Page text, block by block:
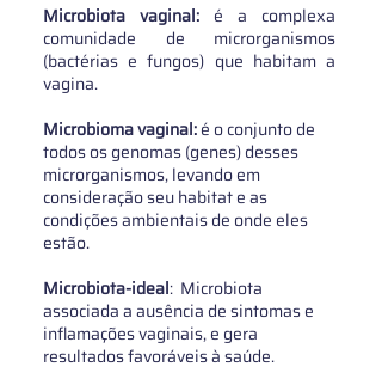
Microbiota vaginal: é a complexa
comunidade de microrganismos
(bactérias e fungos) que habitam a
vagina.
Microbioma vaginal: é o conjunto de
todos os genomas (genes) desses
microrganismos, levando em
consideração seu habitat e as
condições ambientais de onde eles
estão.
Microbiota-ideal:  Microbiota
associada a ausência de sintomas e
inflamações vaginais, e gera
resultados favoráveis à saúde.